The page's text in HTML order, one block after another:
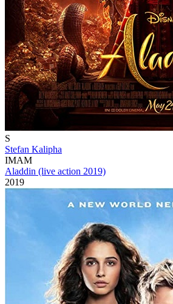
S
Stefan Kalipha
IMAM
Aladdin (live action 2019)
2019